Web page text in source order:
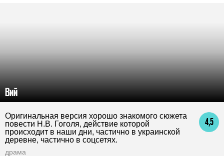
Вий
4,5
Оригинальная версия хорошо знакомого сюжета
повести Н.В. Гоголя, действие которой
происходит в наши дни, частично в украинской
деревне, частично в соцсетях.
драма